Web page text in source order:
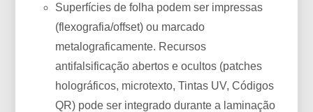
Superfícies de folha podem ser impressas
(flexografia/offset) ou marcado
metalograficamente. Recursos
antifalsificação abertos e ocultos (patches
holográficos, microtexto, Tintas UV, Códigos
QR) pode ser integrado durante a laminação